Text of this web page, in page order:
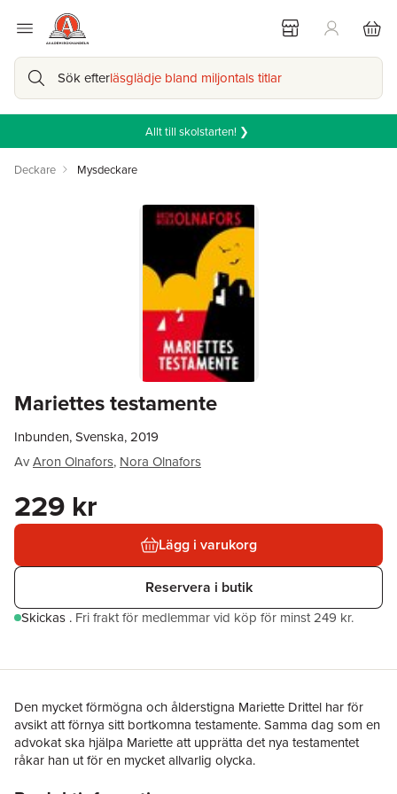
Sök efterläsglädje bland miljontals titlar
Allt till skolstarten! ❯
Deckare Mysdeckare
Mariettes testamente
Inbunden, Svenska, 2019
AvAron Olnafors, Nora Olnafors
229 kr
Lägg i varukorg
Reservera i butik
Skickas . Fri frakt för medlemmar vid köp för minst 249 kr.
Den mycket förmögna och ålderstigna Mariette Drittel har för
avsikt att förnya sitt bortkomna testamente. Samma dag som en
advokat ska hjälpa Mariette att upprätta det nya testamentet
råkar han ut för en mycket allvarlig olycka.